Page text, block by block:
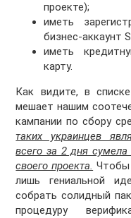
проекте);
иметь
бизнес-аккаунт
иметь
карту.
Как видите, в
мешает нашим
кампании по сбору
таких украинцев
всего за 2 дня
своего проекта. Чтобы
лишь гениальной
собрать солидный
процедуру